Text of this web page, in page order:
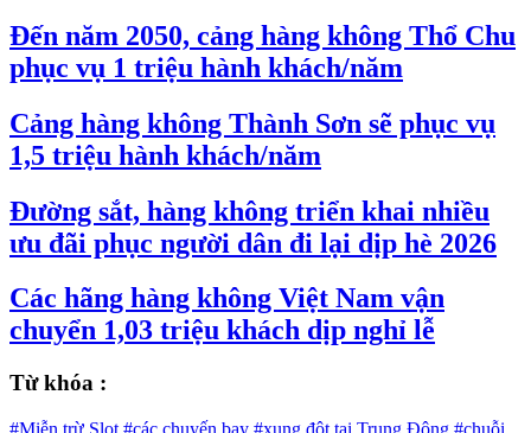
Đến năm 2050, cảng hàng không Thổ Chu
phục vụ 1 triệu hành khách/năm
Cảng hàng không Thành Sơn sẽ phục vụ
1,5 triệu hành khách/năm
Đường sắt, hàng không triển khai nhiều
ưu đãi phục người dân đi lại dịp hè 2026
Các hãng hàng không Việt Nam vận
chuyển 1,03 triệu khách dịp nghỉ lễ
Từ khóa :
#Miễn trừ Slot #các chuyến bay #xung đột tại Trung Đông #chuỗi